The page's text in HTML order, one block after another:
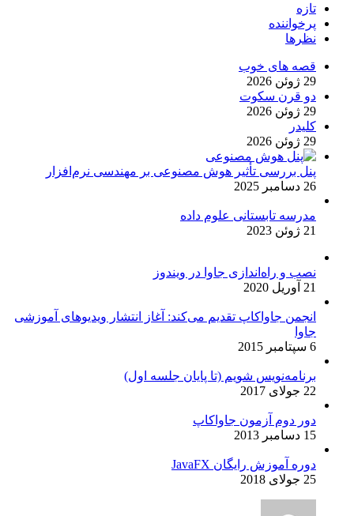
تازه
پرخواننده
نظرها
قصه های خوب
29 ژوئن 2026
دو قرن سکوت
29 ژوئن 2026
کلیدر
29 ژوئن 2026
پنل بررسی تأثیر هوش مصنوعی بر مهندسی نرم‌افزار
26 دسامبر 2025
مدرسه تابستانی علوم داده
21 ژوئن 2023
نصب و راه‌اندازی جاوا در ویندوز
21 آوریل 2020
انجمن جاواکاپ تقدیم می‌کند: آغاز انتشار ویدیوهای آموزشی
جاوا
6 سپتامبر 2015
برنامه‌نویس شویم (تا پایان جلسه اول)
22 جولای 2017
دور دوم آزمون جاواکاپ
15 دسامبر 2013
دوره آموزش رایگان JavaFX
25 جولای 2018